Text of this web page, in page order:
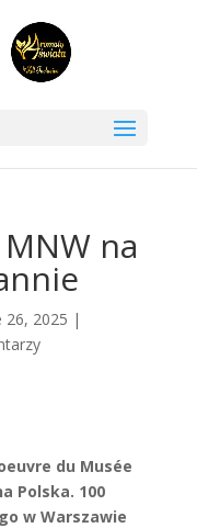
na
26, 2025 |
du Musée
Polska. 100
w Warszawie